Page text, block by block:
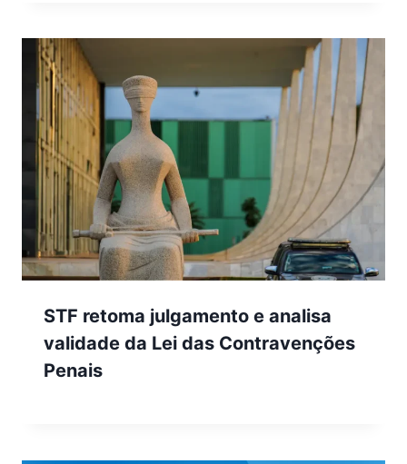
STF retoma julgamento e analisa
validade da Lei das Contravenções
Penais